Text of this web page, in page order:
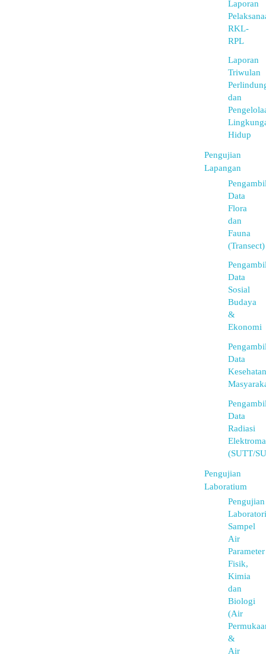
Laporan
RKL-
RPL
Laporan
Triwulan
dan
Hidup
Pengujian
Lapangan
Data
Flora
dan
Fauna
(Transect)
Data
Sosial
Budaya
&
Ekonomi
Data
Kesehatan
Data
Radiasi
(SUTT/
Pengujian
Laboratium
Pengujian
Sampel
Air
Parameter
Fisik,
Kimia
dan
Biologi
(Air
&
Air